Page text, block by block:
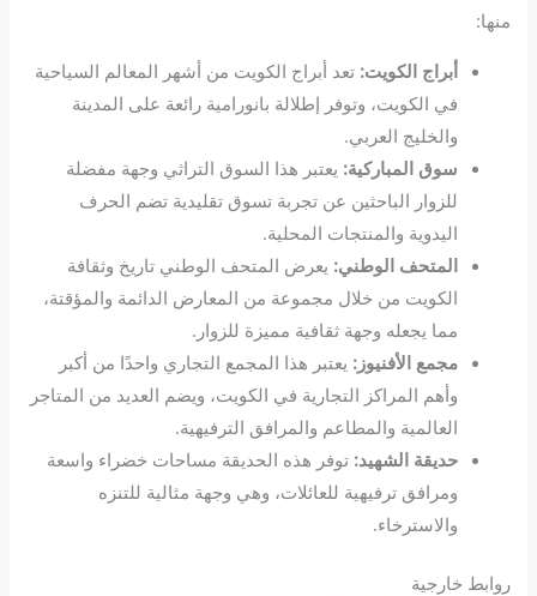
منها:
أبراج الكويت: تعد أبراج الكويت من أشهر المعالم السياحية
في الكويت، وتوفر إطلالة بانورامية رائعة على المدينة
والخليج العربي.
سوق المباركية: يعتبر هذا السوق التراثي وجهة مفضلة
للزوار الباحثين عن تجربة تسوق تقليدية تضم الحرف
اليدوية والمنتجات المحلية.
المتحف الوطني: يعرض المتحف الوطني تاريخ وثقافة
الكويت من خلال مجموعة من المعارض الدائمة والمؤقتة،
مما يجعله وجهة ثقافية مميزة للزوار.
مجمع الأفنيوز: يعتبر هذا المجمع التجاري واحدًا من أكبر
وأهم المراكز التجارية في الكويت، ويضم العديد من المتاجر
العالمية والمطاعم والمرافق الترفيهية.
حديقة الشهيد: توفر هذه الحديقة مساحات خضراء واسعة
ومرافق ترفيهية للعائلات، وهي وجهة مثالية للتنزه
والاسترخاء.
روابط خارجية